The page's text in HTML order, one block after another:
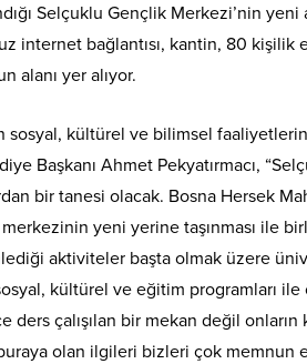
Selçuklu Gençlik Merkezi’nin
internet bağlantısı, kantin, 80 kişilik
alanı yer alıyor.
sosyal, kültürel ve bilimsel
Başkanı Ahmet Pekyatırmacı,
bir tanesi olacak. Bosna Hersek
yeni yerine taşınması ile
aktiviteler başta olmak üzere
kültürel ve eğitim programları ile
ders çalışılan bir mekan değil
olan ilgileri bizleri çok memnun